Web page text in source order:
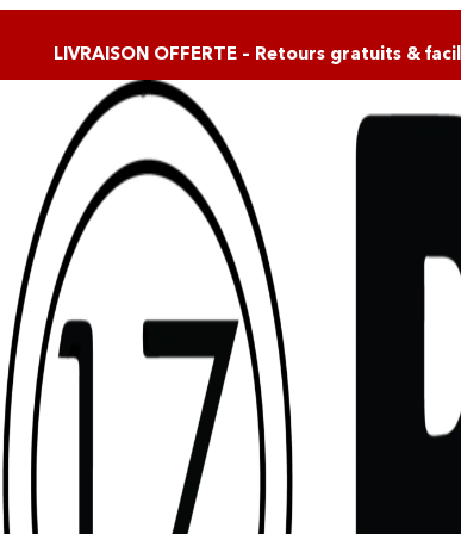
LIVRAISON OFFERTE – Retours gratuits &